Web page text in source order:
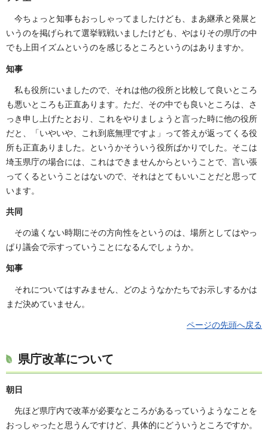
今ちょっと知事もおっしゃってましたけども、まあ継承と発展と
いうのを掲げられて選挙戦戦いましたけども、やはりその県庁の中
でも上田イズムというのを感じるところというのはありますか。
知事
私も役所にいましたので、それは他の役所と比較して良いところ
も悪いところも正直あります。ただ、その中でも良いところは、さ
っき申し上げたとおり、これをやりましょうと言った時に他の役所
だと、「いやいや、これ到底無理ですよ」って答えが返ってくる役
所も正直ありました。というかそういう役所ばかりでした。そこは
埼玉県庁の場合には、これはできませんからということで、言い張
ってくるということはないので、それはとてもいいことだと思って
います。
共同
その遠くない時期にその方向性をというのは、場所としてはやっ
ぱり議会で示すっていうことになるんでしょうか。
知事
それについてはすみません、どのようなかたちでお示しするかは
まだ決めていません。
ページの先頭へ戻る
県庁改革について
朝日
先ほど県庁内で改革が必要なところがあるっていうようなことを
おっしゃったと思うんですけど、具体的にどういうところですか。